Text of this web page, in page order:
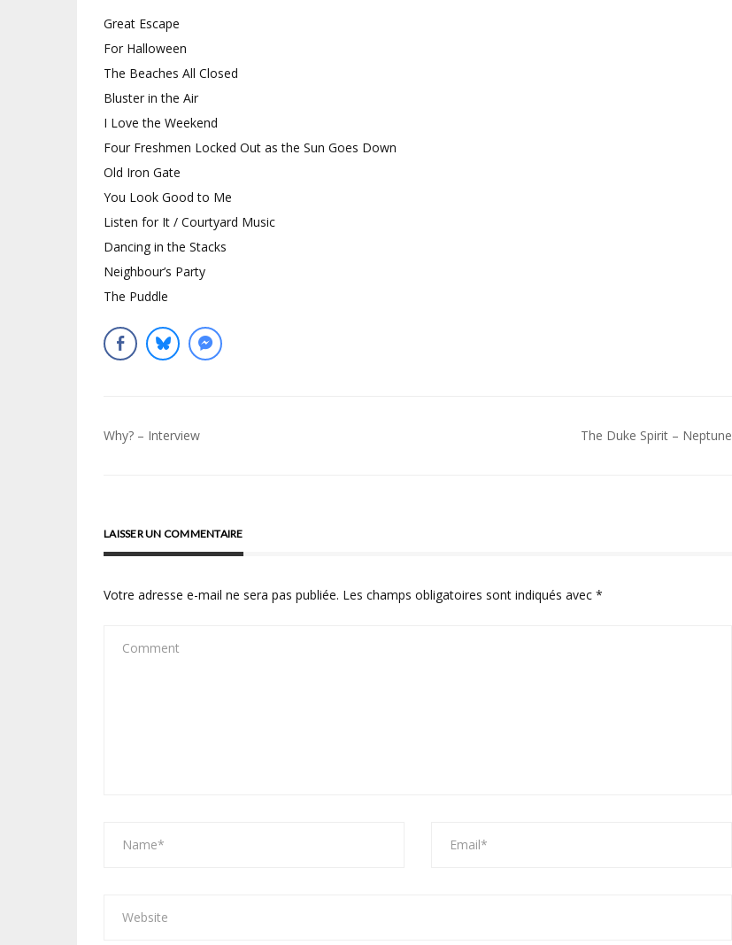
Great Escape
For Halloween
The Beaches All Closed
Bluster in the Air
I Love the Weekend
Four Freshmen Locked Out as the Sun Goes Down
Old Iron Gate
You Look Good to Me
Listen for It / Courtyard Music
Dancing in the Stacks
Neighbour’s Party
The Puddle
Navigation
Why? – Interview The Duke Spirit – Neptune
LAISSER UN COMMENTAIRE
Votre adresse e-mail ne sera pas publiée. Les champs obligatoires sont indiqués avec *